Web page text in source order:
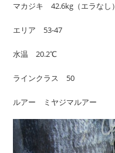
マカジキ 42.6kg（エラなし）
エリア 53-47
水温 20.2℃
ラインクラス 50
ルアー ミヤジマルアー